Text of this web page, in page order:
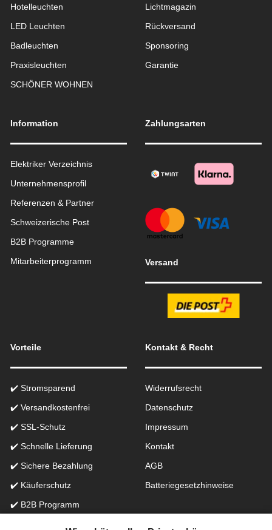
Hotelleuchten
LED Leuchten
Badleuchten
Praxisleuchten
SCHÖNER WOHNEN
Lichtmagazin
Rückversand
Sponsoring
Garantie
Information
Elektriker Verzeichnis
Unternehmensprofil
Referenzen & Partner
Schweizerische Post
B2B Programme
Mitarbeiterprogramm
Zahlungsarten
Versand
Vorteile
✔️ Stromsparend
✔️ Versandkostenfrei
✔️ SSL-Schutz
✔️ Schnelle Lieferung
✔️ Sichere Bezahlung
✔️ Käuferschutz
✔️ B2B Programm
Kontakt & Recht
Widerrufsrecht
Datenschutz
Impressum
Kontakt
AGB
Batteriegesetzhinweise